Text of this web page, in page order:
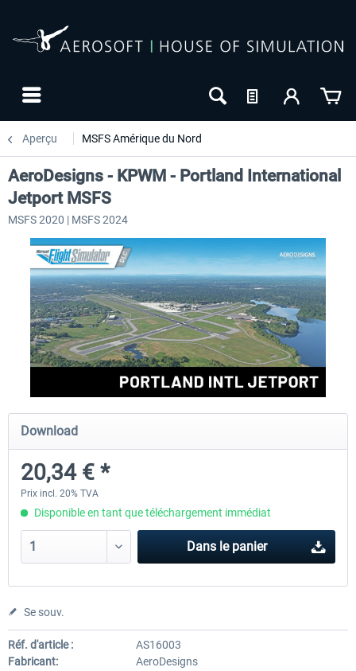
Aperçu MSFS Amérique du Nord
9,07 € *
AeroDesigns - KPWM - Portland International
Jetport MSFS
MSFS 2020 | MSFS 2024
Download
20,34 € *
Prix incl. 20% TVA
Disponible en tant que téléchargement immédiat
Dans le panier
Se souv.
Réf. d'article :
AS16003
Fabricant:
AeroDesigns